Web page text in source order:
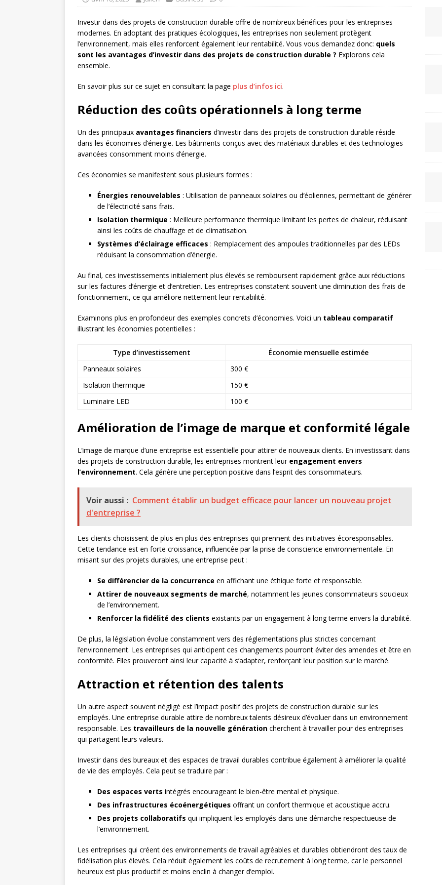
Investir dans des projets de construction durable offre de nombreux bénéfices pour les entreprises
modernes. En adoptant des pratiques écologiques, les entreprises non seulement protègent
l’environnement, mais elles renforcent également leur rentabilité. Vous vous demandez donc: quels
sont les avantages d’investir dans des projets de construction durable ? Explorons cela
ensemble.
En savoir plus sur ce sujet en consultant la page plus d’infos ici.
Réduction des coûts opérationnels à long terme
Un des principaux avantages financiers d’investir dans des projets de construction durable réside
dans les économies d’énergie. Les bâtiments conçus avec des matériaux durables et des technologies
avancées consomment moins d’énergie.
Ces économies se manifestent sous plusieurs formes :
Énergies renouvelables : Utilisation de panneaux solaires ou d’éoliennes, permettant de générer
de l’électricité sans frais.
Isolation thermique : Meilleure performance thermique limitant les pertes de chaleur, réduisant
ainsi les coûts de chauffage et de climatisation.
Systèmes d’éclairage efficaces : Remplacement des ampoules traditionnelles par des LEDs
réduisant la consommation d’énergie.
Au final, ces investissements initialement plus élevés se remboursent rapidement grâce aux réductions
sur les factures d’énergie et d’entretien. Les entreprises constatent souvent une diminution des frais de
fonctionnement, ce qui améliore nettement leur rentabilité.
Examinons plus en profondeur des exemples concrets d’économies. Voici un tableau comparatif
illustrant les économies potentielles :
Type d’investissement
Économie mensuelle estimée
Panneaux solaires
300 €
Isolation thermique
150 €
Luminaire LED
100 €
Amélioration de l’image de marque et conformité légale
L’image de marque d’une entreprise est essentielle pour attirer de nouveaux clients. En investissant dans
des projets de construction durable, les entreprises montrent leur engagement envers
l’environnement. Cela génère une perception positive dans l’esprit des consommateurs.
Voir aussi : Comment établir un budget efficace pour lancer un nouveau projet
d'entreprise ?
Les clients choisissent de plus en plus des entreprises qui prennent des initiatives écoresponsables.
Cette tendance est en forte croissance, influencée par la prise de conscience environnementale. En
misant sur des projets durables, une entreprise peut :
Se différencier de la concurrence en affichant une éthique forte et responsable.
Attirer de nouveaux segments de marché, notamment les jeunes consommateurs soucieux
de l’environnement.
Renforcer la fidélité des clients existants par un engagement à long terme envers la durabilité.
De plus, la législation évolue constamment vers des réglementations plus strictes concernant
l’environnement. Les entreprises qui anticipent ces changements pourront éviter des amendes et être en
conformité. Elles prouveront ainsi leur capacité à s’adapter, renforçant leur position sur le marché.
Attraction et rétention des talents
Un autre aspect souvent négligé est l’impact positif des projets de construction durable sur les
employés. Une entreprise durable attire de nombreux talents désireux d’évoluer dans un environnement
responsable. Les travailleurs de la nouvelle génération cherchent à travailler pour des entreprises
qui partagent leurs valeurs.
Investir dans des bureaux et des espaces de travail durables contribue également à améliorer la qualité
de vie des employés. Cela peut se traduire par :
Des espaces verts intégrés encourageant le bien-être mental et physique.
Des infrastructures écoénergétiques offrant un confort thermique et acoustique accru.
Des projets collaboratifs qui impliquent les employés dans une démarche respectueuse de
l’environnement.
Les entreprises qui créent des environnements de travail agréables et durables obtiendront des taux de
fidélisation plus élevés. Cela réduit également les coûts de recrutement à long terme, car le personnel
heureux est plus productif et moins enclin à changer d’emploi.